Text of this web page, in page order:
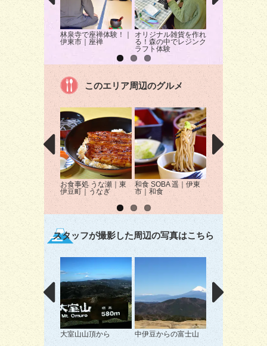
林泉寺で座禅体験！｜
伊東市｜座禅
オリジナル雑貨を作れ
る！森の中でレジンク
ラフト体験
伊豆クラフトハ
「吹きガラス・
玉」体験
このエリア周辺のグルメ
お食事処 うな瀬｜東
伊豆町｜うなぎ
和食 SOBA 遥｜伊東
市｜和食
本家鮪屋｜伊東
鮮
スタッフが撮影した周辺の写真はこちら
大室山山頂から 中伊豆からの富士山
伊豆ハイツから
山